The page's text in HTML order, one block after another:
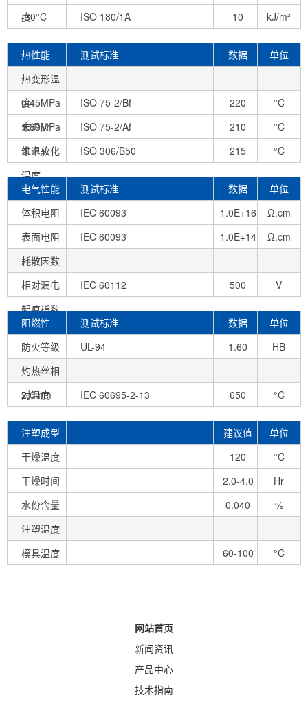
度
-30°C
ISO 180/1A 10 kJ/m²
热性能 测试标准 数据
单位
热变形温
度
0.45MPa
未退火
ISO 75-2/Bf 220
°C
1.80MPa
未退火
ISO 75-2/Af 210
°C
维卡软化
温度
ISO 306/B50 215 °C
电气性能 测试标准 数据
单位
体积电阻
IEC 60093 1.0E+16
Ω.cm
表面电阻
IEC 60093 1.0E+14
Ω.cm
耗散因数
相对漏电
起痕指数
IEC 60112 500 V
阻燃性 测试标准 数据
单位
防火等级
UL-94
1.60
HB
灼热丝相
对温度
2.0mm IEC 60695-2-13 650 °C
注塑成型
条件
建议值
单位
干燥温度
120
°C
干燥时间
2.0-4.0
Hr
水份含量
0.040
%
注塑温度
模具温度
60-100 °C
网站首页
新闻资讯
产品中心
技术指南